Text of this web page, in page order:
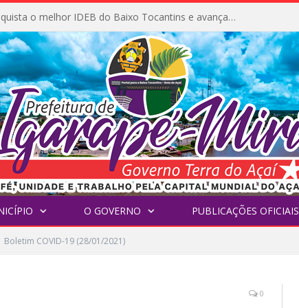
Igarapé-Miri conquista o melhor IDEB do Baixo Tocantins e avança na qualidade da educação pública
O GOVERNO PUBLICAÇÕES OFICIAIS
Boletim COVID-19 (28/01/2021)
0